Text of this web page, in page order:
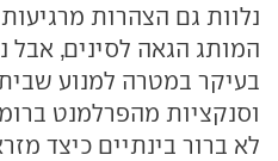
נלוות גם הצהרות
המותג הגאה לסינים, אבל
בעיקר במטרה למנוע
וסנקציות מהפרלמנט
לא ברור בינתיים כיצד